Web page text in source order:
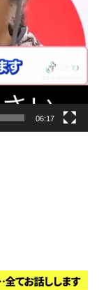
06:17